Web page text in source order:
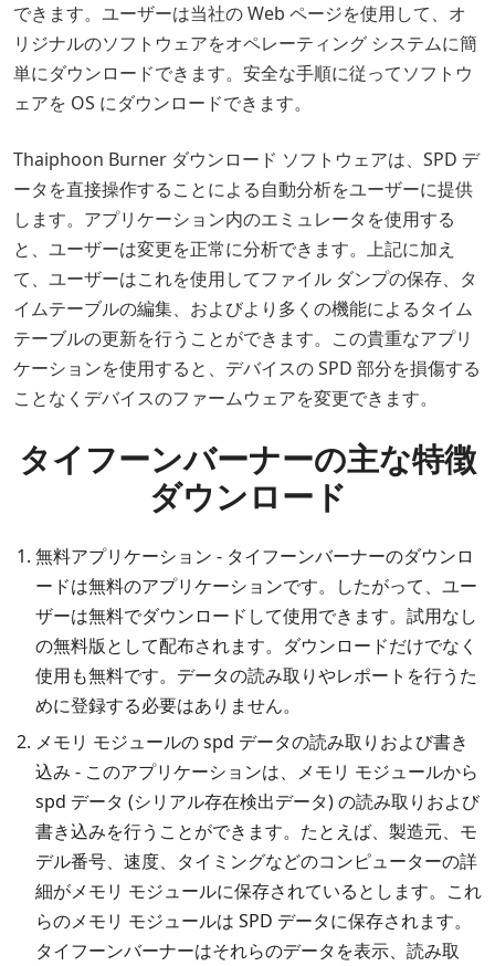
できます。ユーザーは当社の Web ページを使用して、オ
リジナルのソフトウェアをオペレーティング システムに簡
単にダウンロードできます。安全な手順に従ってソフトウ
ェアを OS にダウンロードできます。
Thaiphoon Burner ダウンロード ソフトウェアは、SPD デ
ータを直接操作することによる自動分析をユーザーに提供
します。アプリケーション内のエミュレータを使用する
と、ユーザーは変更を正常に分析できます。上記に加え
て、ユーザーはこれを使用してファイル ダンプの保存、タ
イムテーブルの編集、およびより多くの機能によるタイム
テーブルの更新を行うことができます。この貴重なアプリ
ケーションを使用すると、デバイスの SPD 部分を損傷する
ことなくデバイスのファームウェアを変更できます。
タイフーンバーナーの主な特徴
ダウンロード
無料アプリケーション - タイフーンバーナーのダウンロ
ードは無料のアプリケーションです。したがって、ユー
ザーは無料でダウンロードして使用できます。試用なし
の無料版として配布されます。ダウンロードだけでなく
使用も無料です。データの読み取りやレポートを行うた
めに登録する必要はありません。
メモリ モジュールの spd データの読み取りおよび書き
込み - このアプリケーションは、メモリ モジュールから
spd データ (シリアル存在検出データ) の読み取りおよび
書き込みを行うことができます。たとえば、製造元、モ
デル番号、速度、タイミングなどのコンピューターの詳
細がメモリ モジュールに保存されているとします。これ
らのメモリ モジュールは SPD データに保存されます。
タイフーンバーナーはそれらのデータを表示、読み取